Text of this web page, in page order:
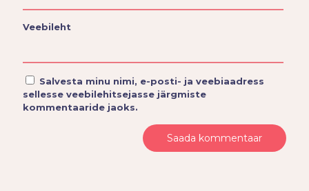
Veebileht
Salvesta minu nimi, e-posti- ja veebiaadress
sellesse veebilehitsejasse järgmiste
kommentaaride jaoks.